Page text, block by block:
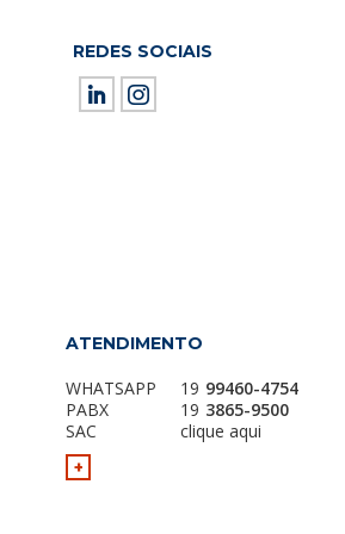
REDES SOCIAIS
ATENDIMENTO
WHATSAPP
PABX
SAC
+
19 99460-4754
19 3865-9500
clique aqui